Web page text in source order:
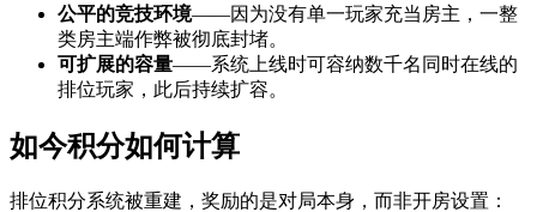
公平的竞技环境——因为没有单一玩家充当房主，一整
类房主端作弊被彻底封堵。
可扩展的容量——系统上线时可容纳数千名同时在线的
排位玩家，此后持续扩容。
如今积分如何计算
排位积分系统被重建，奖励的是对局本身，而非开房设置：